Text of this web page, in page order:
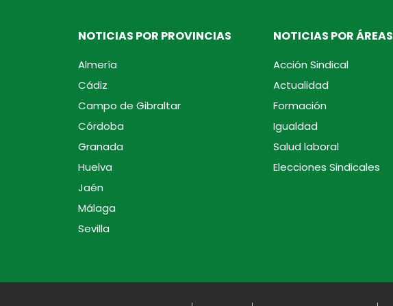
NOTICIAS POR PROVINCIAS
Almería
Cádiz
Campo de Gibraltar
Córdoba
Granada
Huelva
Jaén
Málaga
Sevilla
NOTICIAS POR ÁREAS
Acción Sindical
Actualidad
Formación
Igualdad
Salud laboral
Elecciones Sindicales